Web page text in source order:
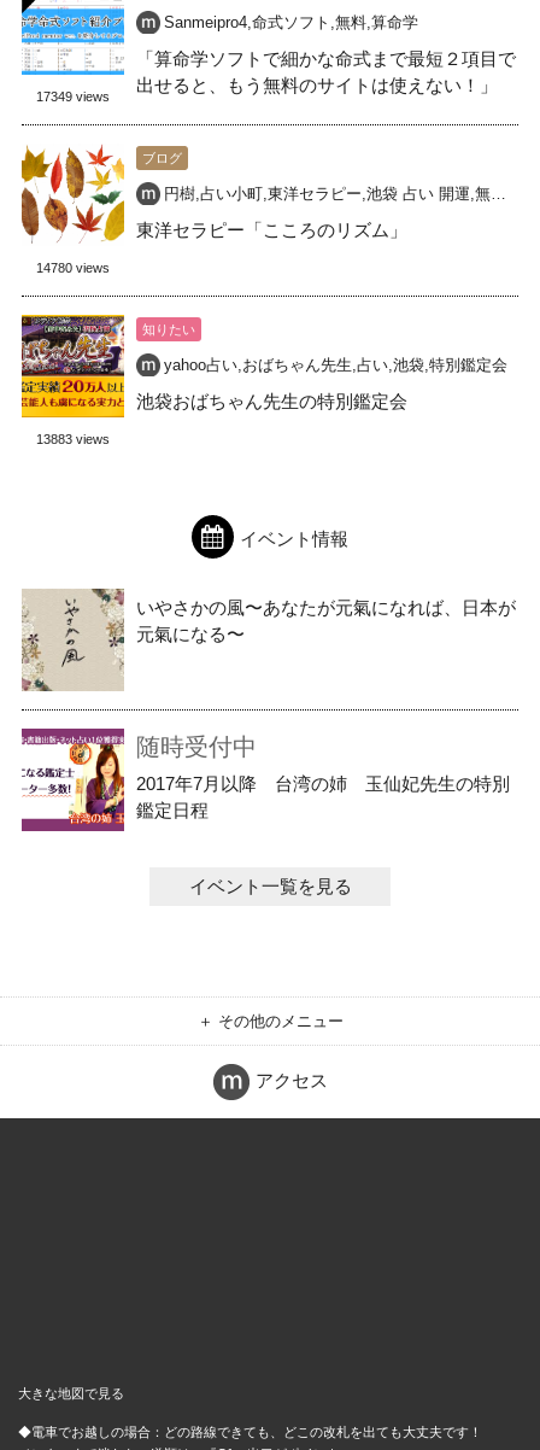
17349 views
Sanmeipro4, 命式ソフト 無料, 算命学
「算命学ソフトで細かな命式まで最短２項目で
出せると、もう無料のサイトは使えない！」
14780 views
ブログ
円樹, 占い小町, 東洋セラピー 池袋 占い 開運 無料占い
東洋セラピー「こころのリズム」
13883 views
知りたい
yahoo占い, おばちゃん先生 占い, 池袋, 特別鑑定会
池袋おばちゃん先生の特別鑑定会
イベント情報
いやさかの風〜あなたが元氣になれば、日本が
元氣になる〜
随時受付中
2017年7月以降 台湾の姉 玉仙妃先生の特別
鑑定日程
イベント一覧を見る
＋ その他のメニュー
アクセス
大きな地図で見る
◆電車でお越しの場合：どの路線できても、どこの改札を出ても大丈夫です！